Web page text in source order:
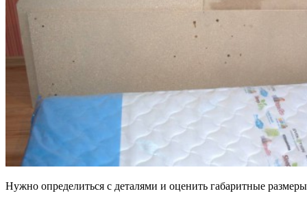
Нужно определиться с деталями и оценить габаритные